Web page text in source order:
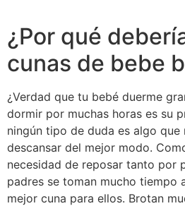
¿Por qué
cunas de bebe
¿Verdad que tu bebé duerme
dormir por muchas horas es su
ningún tipo de duda es algo
descansar del mejor modo.
necesidad de reposar tanto por
padres se toman mucho tiempo
mejor cuna para ellos. Brotan